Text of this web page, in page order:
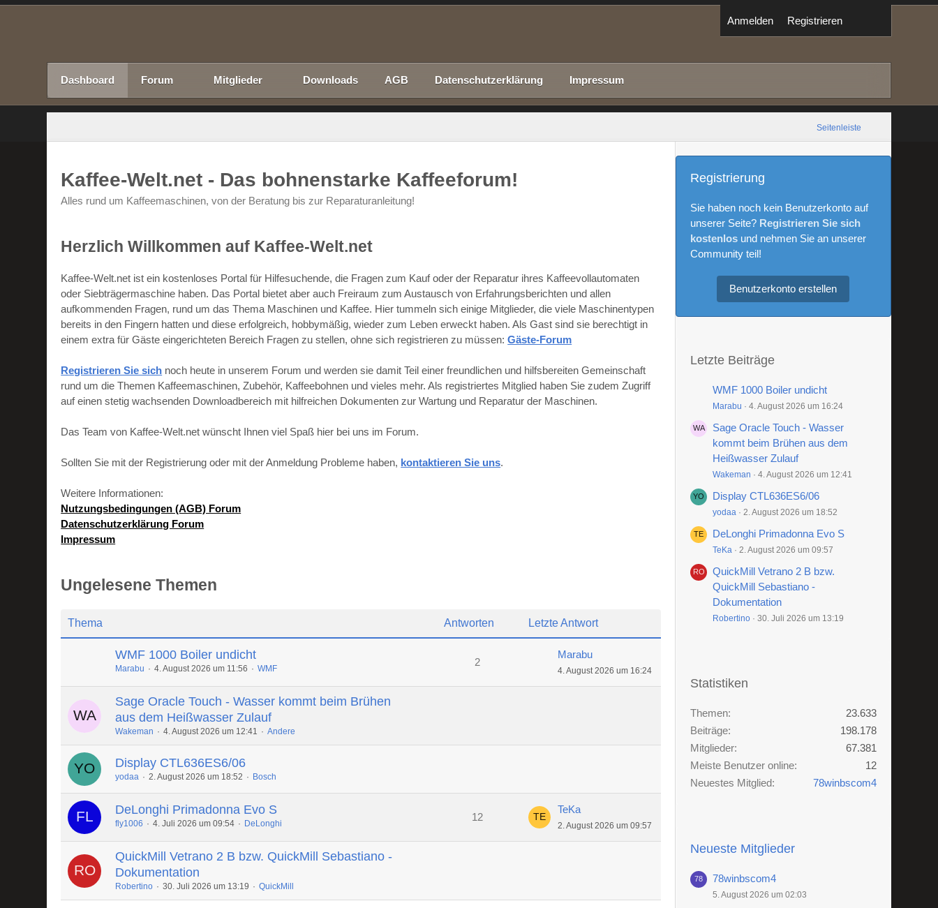
Anmelden Registrieren
Dashboard Forum Mitglieder Downloads AGB Datenschutzerklärung Impressum
Seitenleiste
Kaffee-Welt.net - Das bohnenstarke Kaffeeforum!
Alles rund um Kaffeemaschinen, von der Beratung bis zur Reparaturanleitung!
Herzlich Willkommen auf Kaffee-Welt.net
Kaffee-Welt.net ist ein kostenloses Portal für Hilfesuchende, die Fragen zum Kauf oder der Reparatur ihres Kaffeevollautomaten
oder Siebträgermaschine haben. Das Portal bietet aber auch Freiraum zum Austausch von Erfahrungsberichten und allen
aufkommenden Fragen, rund um das Thema Maschinen und Kaffee. Hier tummeln sich einige Mitglieder, die viele Maschinentypen
bereits in den Fingern hatten und diese erfolgreich, hobbymäßig, wieder zum Leben erweckt haben. Als Gast sind sie berechtigt in
einem extra für Gäste eingerichteten Bereich Fragen zu stellen, ohne sich registrieren zu müssen:Gäste-Forum
Registrieren Sie sich noch heute in unserem Forum und werden sie damit Teil einer freundlichen und hilfsbereiten Gemeinschaft
rund um die Themen Kaffeemaschinen, Zubehör, Kaffeebohnen und vieles mehr. Als registriertes Mitglied haben Sie zudem Zugriff
auf einen stetig wachsenden Downloadbereich mit hilfreichen Dokumenten zur Wartung und Reparatur der Maschinen.
Das Team von Kaffee-Welt.net wünscht Ihnen viel Spaß hier bei uns im Forum.
Sollten Sie mit der Registrierung oder mit der Anmeldung Probleme haben, kontaktieren Sie uns.
Weitere Informationen:
Nutzungsbedingungen (AGB) Forum
Datenschutzerklärung Forum
Impressum
Ungelesene Themen
Thema Antworten Letzte Antwort
WMF 1000 Boiler undicht
Marabu 4. August 2026 um 11:56 WMF
2
Marabu
4. August 2026 um 16:24
Sage Oracle Touch - Wasser kommt beim Brühen
aus dem Heißwasser Zulauf
Wakeman 4. August 2026 um 12:41 Andere
Display CTL636ES6/06
yodaa 2. August 2026 um 18:52 Bosch
DeLonghi Primadonna Evo S
fly1006 4. Juli 2026 um 09:54 DeLonghi
12
TeKa
2. August 2026 um 09:57
QuickMill Vetrano 2 B bzw. QuickMill Sebastiano -
Dokumentation
Robertino 30. Juli 2026 um 13:19 QuickMill
Registrierung
Sie haben noch kein Benutzerkonto auf
unserer Seite? Registrieren Sie sich
kostenlosund nehmen Sie an unserer
Community teil!
Benutzerkonto erstellen
Letzte Beiträge
WMF 1000 Boiler undicht
Marabu 4. August 2026 um 16:24
Sage Oracle Touch - Wasser
kommt beim Brühen aus dem
Heißwasser Zulauf
Wakeman 4. August 2026 um 12:41
Display CTL636ES6/06
yodaa 2. August 2026 um 18:52
DeLonghi Primadonna Evo S
TeKa 2. August 2026 um 09:57
QuickMill Vetrano 2 B bzw.
QuickMill Sebastiano -
Dokumentation
Robertino 30. Juli 2026 um 13:19
Statistiken
Themen
23.633
Beiträge
198.178
Mitglieder
67.381
Meiste Benutzer online
12
Neuestes Mitglied
78winbscom4
Neueste Mitglieder
78winbscom4
5. August 2026 um 02:03